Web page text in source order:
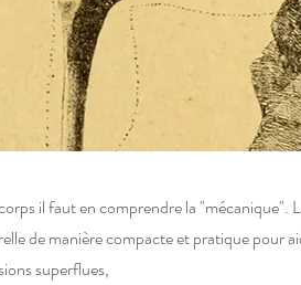
il faut en comprendre la "mécanique".
de manière compacte et pratique pour
superflues,